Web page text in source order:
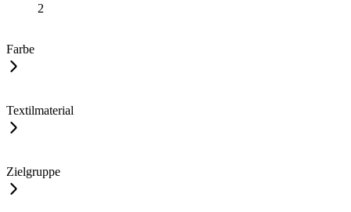
2
Farbe
Textilmaterial
Zielgruppe